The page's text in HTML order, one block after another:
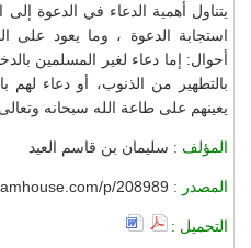
يتناول أهمية الدعاء في الدعوة
استجابة الدعوة ، وما يعود على
أحوال: إما دعاء لغير المسلمين
بالتطهير من الذنوب، أو دعاء لهم
يعينهم على طاعة الله سبحانه وتعالى.
المؤلف : سليمان بن قاسم العيد
المصدر : p/208989
التحميل :